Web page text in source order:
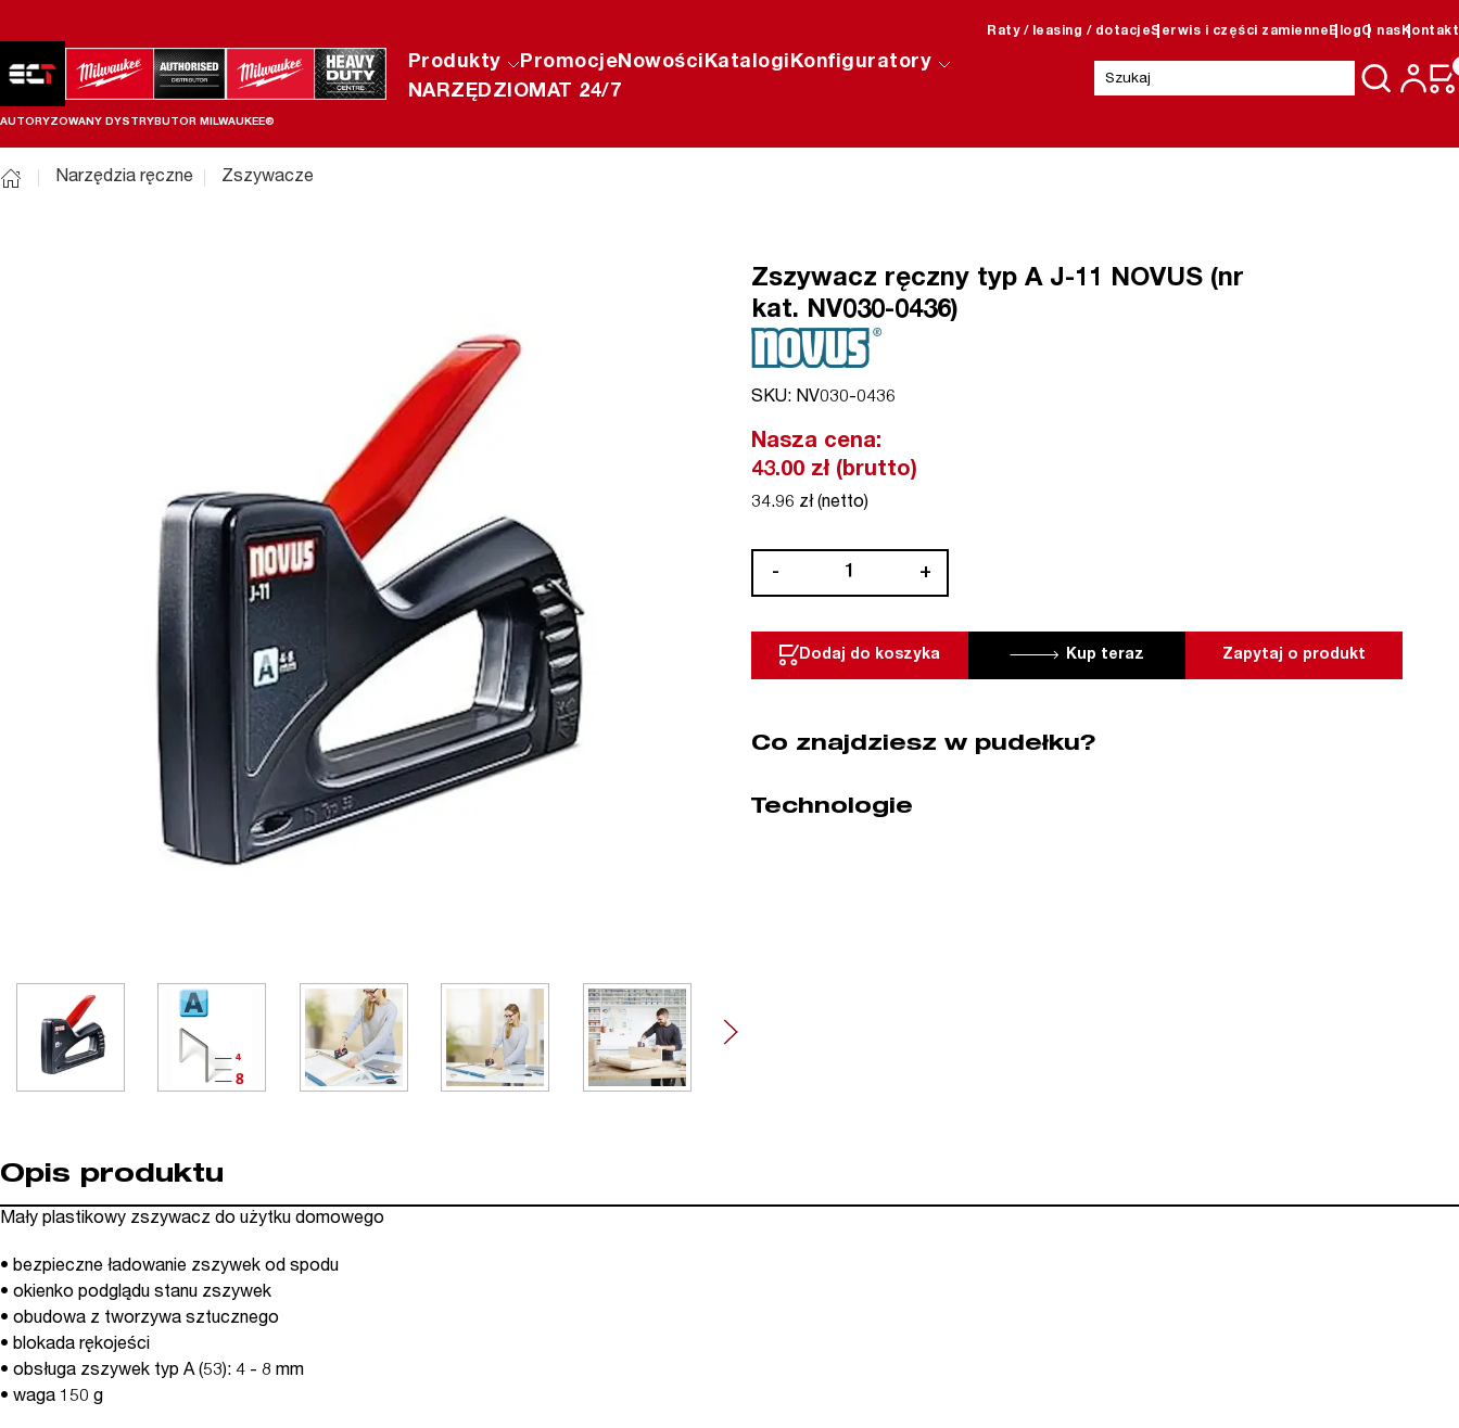
Raty / leasing / dotacjeSerwis i części zamienne BlogO nas Kontakt
AUTORYZOWANY DYSTRYBUTOR MILWAUKEE®
Produkty PromocjeNowościKatalogiKonfiguratory
NARZĘDZIOMAT 24/7
Szukaj:
Narzędzia ręczne Zszywacze
Zszywacz ręczny typ A J-11 NOVUS (nr
kat. NV030-0436)
SKU: NV030-0436
Nasza cena:
43.00 zł (brutto)
34.96 zł (netto)
-
NOVUS
kat.
+
Dodaj do koszyka Zapytaj o produkt
Kup teraz
Co znajdziesz w pudełku?
Technologie
Opis produktu
Mały plastikowy zszywacz do użytku domowego
• bezpieczne ładowanie zszywek od spodu
• okienko podglądu stanu zszywek
• obudowa z tworzywa sztucznego
• blokada rękojeści
• obsługa zszywek typ A (53): 4 - 8 mm
• waga 150 g